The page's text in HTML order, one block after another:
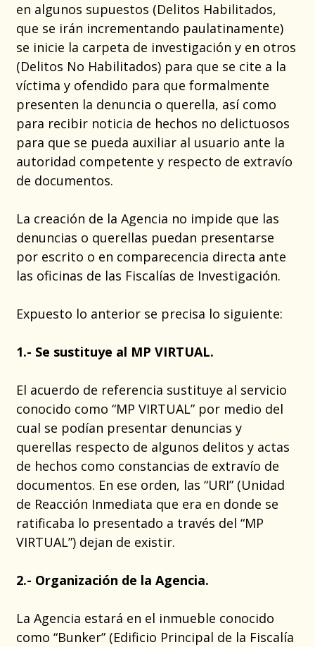
en algunos supuestos (Delitos Habilitados,
que se irán incrementando paulatinamente)
se inicie la carpeta de investigación y en otros
(Delitos No Habilitados) para que se cite a la
víctima y ofendido para que formalmente
presenten la denuncia o querella, así como
para recibir noticia de hechos no delictuosos
para que se pueda auxiliar al usuario ante la
autoridad competente y respecto de extravío
de documentos.
La creación de la Agencia no impide que las
denuncias o querellas puedan presentarse
por escrito o en comparecencia directa ante
las oficinas de las Fiscalías de Investigación.
Expuesto lo anterior se precisa lo siguiente:
1.- Se sustituye al MP VIRTUAL.
El acuerdo de referencia sustituye al servicio
conocido como “MP VIRTUAL” por medio del
cual se podían presentar denuncias y
querellas respecto de algunos delitos y actas
de hechos como constancias de extravío de
documentos. En ese orden, las “URI” (Unidad
de Reacción Inmediata que era en donde se
ratificaba lo presentado a través del “MP
VIRTUAL”) dejan de existir.
2.- Organización de la Agencia.
La Agencia estará en el inmueble conocido
como “Bunker” (Edificio Principal de la Fiscalía